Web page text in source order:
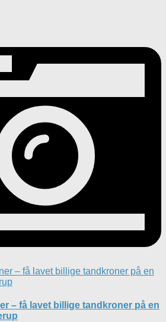
– få lavet billige tandkroner på en